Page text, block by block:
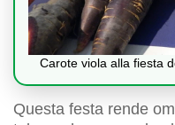
Carote viola alla fiesta
Questa festa rende